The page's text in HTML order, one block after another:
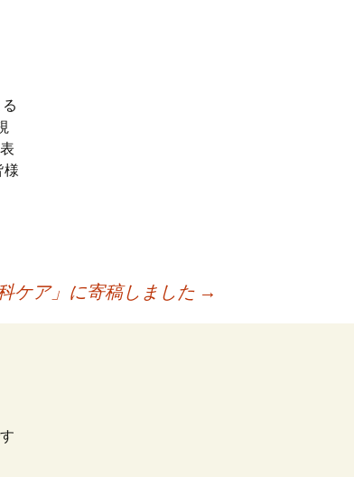
様
ケア」に寄稿しました →